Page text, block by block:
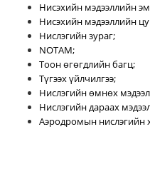
Нисэхийн мэдээллийн
Нисэхийн мэдээллийн
Нислэгийн зураг;
NOTAM;
Тоон өгөгдлийн багц;
Түгээх үйлчилгээ;
Нислэгийн өмнөх
Нислэгийн дараах
Аэродромын нислэгийн